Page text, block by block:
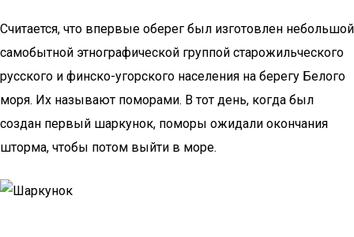
Считается, что впервые оберег был изготовлен небольшой
самобытной этнографической группой старожильческого
русского и финско-угорского населения на берегу Белого
моря. Их называют поморами. В тот день, когда был
создан первый шаркунок, поморы ожидали окончания
шторма, чтобы потом выйти в море.